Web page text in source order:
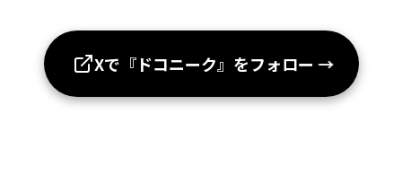
Xで『ドコニーク』をフォロー →